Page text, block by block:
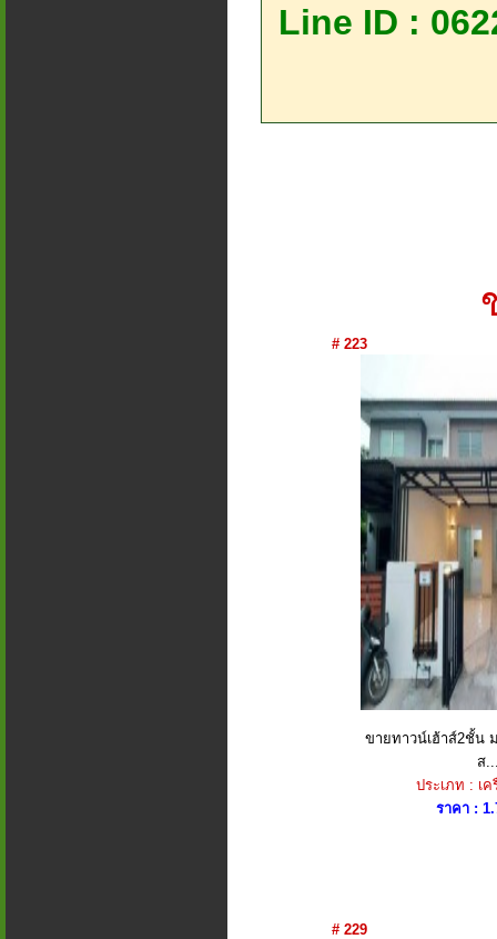
Line ID :
# 223
ขายทาวน์เฮ้าส์2ชั้น
ส
ประเภท : เ
ราคา :
# 229